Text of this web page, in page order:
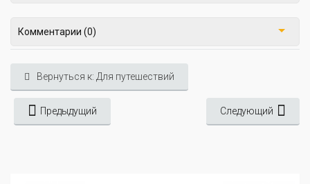
Комментарии (0)
Вернуться к: Для путешествий
Предыдущий Следующий